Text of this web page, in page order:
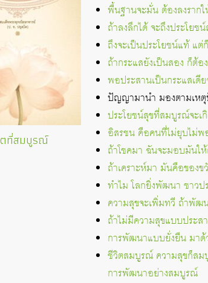
ที่สมบูรณ์
พื้นฐานจะมั่น ต้องลงราก
ถ้าลงลึกได้ จะถึงประโยช
ถึงจะเป็นประโยชน์แท้ แ
ถ้ากระแสยังเป็นสอง ก็ต้
พอประสานเป็นกระแสเดี
ปัญญามานำ มองตามเหตุ
ประโยชน์สุขที่สมบูรณ์จะเ
อิสรชน คือคนที่ไม่ยุบไม่พ
ถ้าโชคมา ฉันจะมอบมันใ
ถ้าเคราะห์มา มันคือของ
ทำไม โลกยิ่งพัฒนา ชาวป
ความสุขจะเพิ่มทวี ถ้าพัฒ
ถ้าไม่มีความสุขแบบประ
การพัฒนาแบบยั่งยืน มา
ชีวิตสมบูรณ์ ความสุขก็ส
การพัฒนาอย่างสมบูรณ์